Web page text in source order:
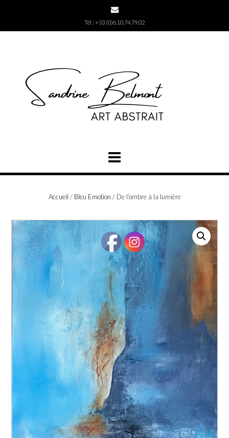
Tél : +33 (0)6.10.74.79.02
Accueil / Bleu Emotion / De l’ombre à la lumière